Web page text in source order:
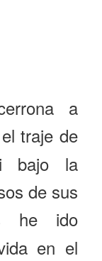
a
traje de
bajo la
de sus
he ido
en el